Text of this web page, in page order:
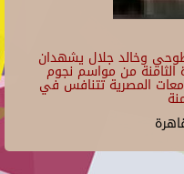
وخالد جلال يشهدان
الثامنة من مواسم نجوم
عرضًا من الجامعات المصرية تتنافس في